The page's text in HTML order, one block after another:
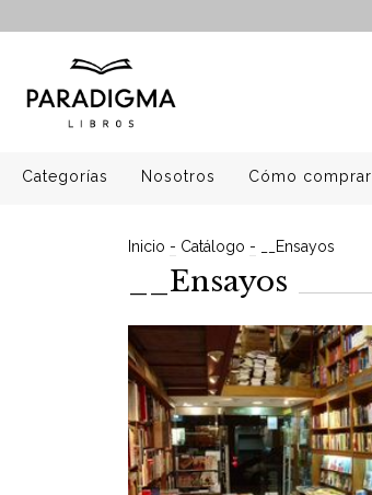
Categorías Nosotros Cómo comprar
Inicio - Catálogo - __Ensayos
__Ensayos